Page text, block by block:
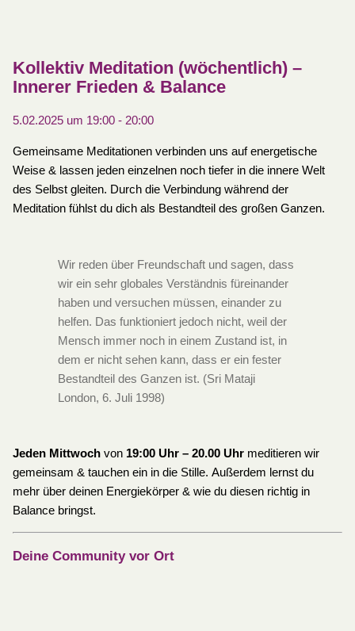
Kollektiv Meditation (wöchentlich) –
Innerer Frieden & Balance
5.02.2025 um 19:00- 20:00
Gemeinsame Meditationen verbinden uns auf energetische
Weise & lassen jeden einzelnen noch tiefer in die innere Welt
des Selbst gleiten. Durch die Verbindung während der
Meditation fühlst du dich als Bestandteil des großen Ganzen.
Wir reden über Freundschaft und sagen, dass
wir ein sehr globales Verständnis füreinander
haben und versuchen müssen, einander zu
helfen. Das funktioniert jedoch nicht, weil der
Mensch immer noch in einem Zustand ist, in
dem er nicht sehen kann, dass er ein fester
Bestandteil des Ganzen ist. (Sri Mataji
London, 6. Juli 1998)
Jeden Mittwochvon 19:00 Uhr – 20.00 Uhrmeditieren wir
gemeinsam & tauchen ein in die Stille. Außerdem lernst du
mehr über deinen Energiekörper & wie du diesen richtig in
Balance bringst.
Deine Community vor Ort